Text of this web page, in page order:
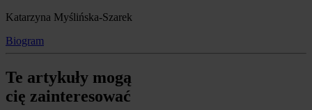
Katarzyna Myślińska-Szarek
Biogram
Te artykuły mogą
cię zainteresować